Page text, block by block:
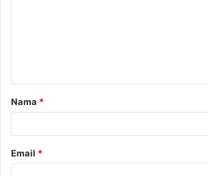
a
r
Nama *
Email *